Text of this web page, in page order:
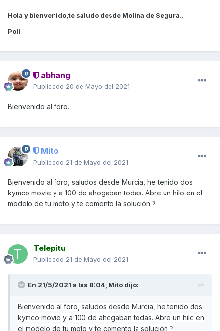
Hola y bienvenido,te saludo desde Molina de Segura..
Poli
abhang
Publicado 20 de Mayo del 2021
Bienvenido al foro.
Mito
Publicado 21 de Mayo del 2021
Bienvenido al foro, saludos desde Murcia, he tenido dos
kymco movie y a 100 de ahogaban todas. Abre un hilo en el
modelo de tu moto y te comento la solución ?
Telepitu
Publicado 21 de Mayo del 2021
En 21/5/2021 a las 8:04, Mito dijo:
Bienvenido al foro, saludos desde Murcia, he tenido dos
kymco movie y a 100 de ahogaban todas. Abre un hilo en
el modelo de tu moto y te comento la solución ?